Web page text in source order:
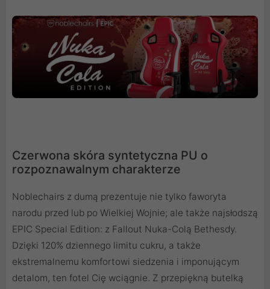
Czerwona skóra syntetyczna PU o
rozpoznawalnym charakterze
Noblechairs z dumą prezentuje nie tylko faworyta
narodu przed lub po Wielkiej Wojnie; ale także najsłodszą
EPIC Special Edition: z Fallout Nuka-Colą Bethesdy.
Dzięki 120% dziennego limitu cukru, a także
ekstremalnemu komfortowi siedzenia i imponującym
detalom, ten fotel Cię wciągnie. Z przepiękną butelką